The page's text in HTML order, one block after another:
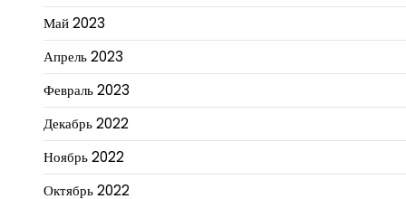
Май 2023
Апрель 2023
Февраль 2023
Декабрь 2022
Ноябрь 2022
Октябрь 2022